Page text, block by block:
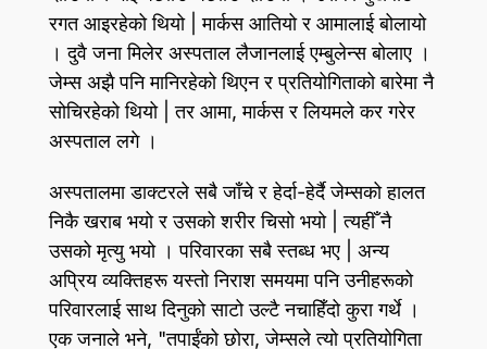
रगत आइरहेको थियो | मार्कस आतियो र आमालाई बोलायो
। दुवै जना मिलेर अस्पताल लैजानलाई एम्बुलेन्स बोलाए ।
जेम्स अझै पनि मानिरहेको थिएन र प्रतियोगिताको बारेमा नै
सोचिरहेको थियो | तर आमा, मार्कस र लियमले कर गरेर
अस्पताल लगे ।
अस्पतालमा डाक्टरले सबै जाँचे र हेर्दा-हेर्दै जेम्सको हालत
निकै खराब भयो र उसको शरीर चिसो भयो | त्यहीँ नै
उसको मृत्यु भयो । परिवारका सबै स्तब्ध भए | अन्य
अप्रिय व्यक्तिहरू यस्तो निराश समयमा पनि उनीहरूको
परिवारलाई साथ दिनुको साटो उल्टै नचाहिँदो कुरा गर्थे ।
एक जनाले भने, "तपाईंको छोरा, जेम्सले त्यो प्रतियोगिता